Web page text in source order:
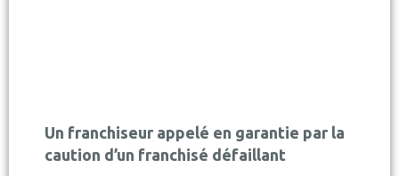
Un franchiseur appelé en garantie par la
caution d’un franchisé défaillant